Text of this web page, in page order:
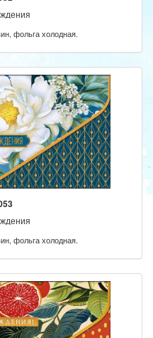
фольга холодная.
фольга холодная.